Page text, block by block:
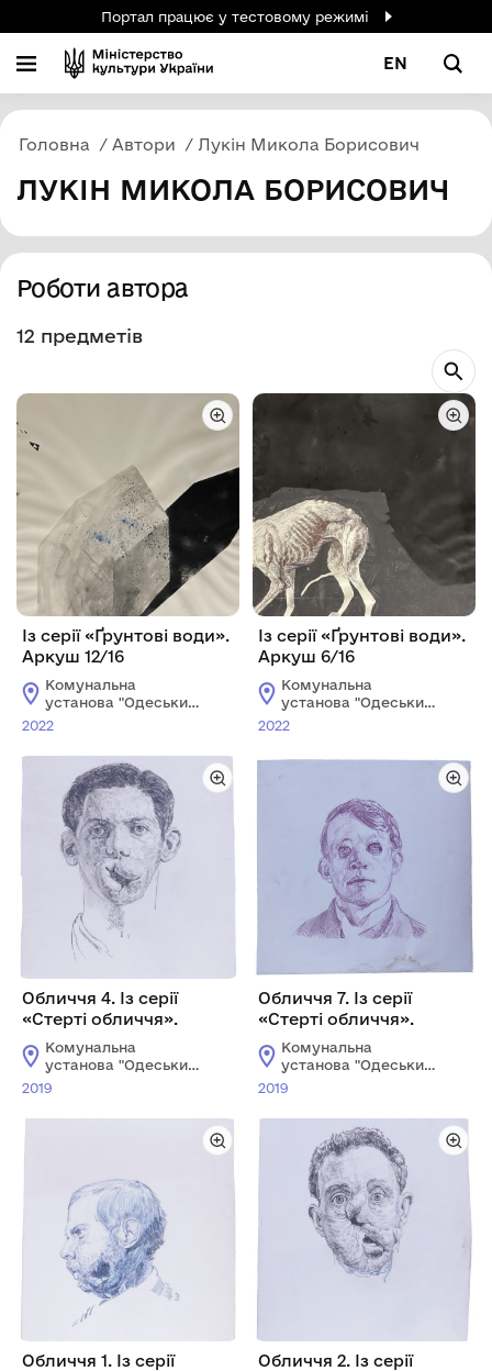
Портал працює у тестовому режимі
EN
Головна Автори Лукін Микола Борисович
ЛУКІН МИКОЛА БОРИСОВИЧ
Роботи автора
12 предметів
Із серії «Ґрунтові води».
Аркуш 12/16
Комунальна
установа "Одеський
національний
2022
Із серії «Ґрунтові води».
Аркуш 6/16
Комунальна
установа "Одеський
національний
2022
Обличчя 4. Із серії
«Стерті обличчя».
Комунальна
установа "Одеський
національний
2019
Обличчя 7. Із серії
«Стерті обличчя».
Комунальна
установа "Одеський
національний
2019
Обличчя 1. Із серії
Обличчя 2. Із серії